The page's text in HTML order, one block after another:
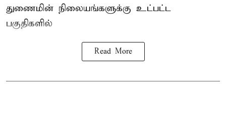
துணைமின் நிலையங்களுக்கு உட்பட்ட
பகுதிகளில்
Read More